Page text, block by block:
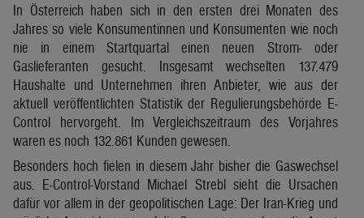
In Österreich haben sich in den ersten drei Monaten des
Jahres so viele Konsumentinnen und Konsumenten wie noch
nie in einem Startquartal einen neuen Strom- oder
Gaslieferanten gesucht. Insgesamt wechselten 137.479
Haushalte und Unternehmen ihren Anbieter, wie aus der
aktuell veröffentlichten Statistik der Regulierungsbehörde E-
Control hervorgeht. Im Vergleichszeitraum des Vorjahres
waren es noch 132.861 Kunden gewesen.
Besonders hoch fielen in diesem Jahr bisher die Gaswechsel
aus. E-Control-Vorstand Michael Strebl sieht die Ursachen
dafür vor allem in der geopolitischen Lage: Der Iran-Krieg und